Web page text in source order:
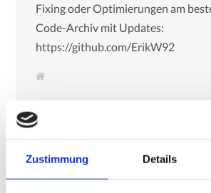
Zustimmung Details
Fixing oder Optimierungen am
Code-Archiv mit Updates:
https://github.com/ErikW92
W